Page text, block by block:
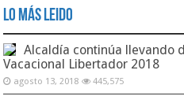
Lo Más Leido
Alcaldía continúa llevando
Vacacional Libertador 2018
agosto 13, 2018 445,575